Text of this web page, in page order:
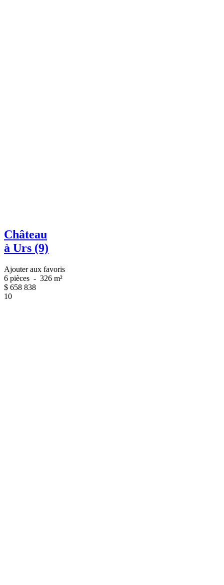
Château
à Urs (9)
Ajouter aux favoris
6 pièces - 326 m²
$ 658 838
10